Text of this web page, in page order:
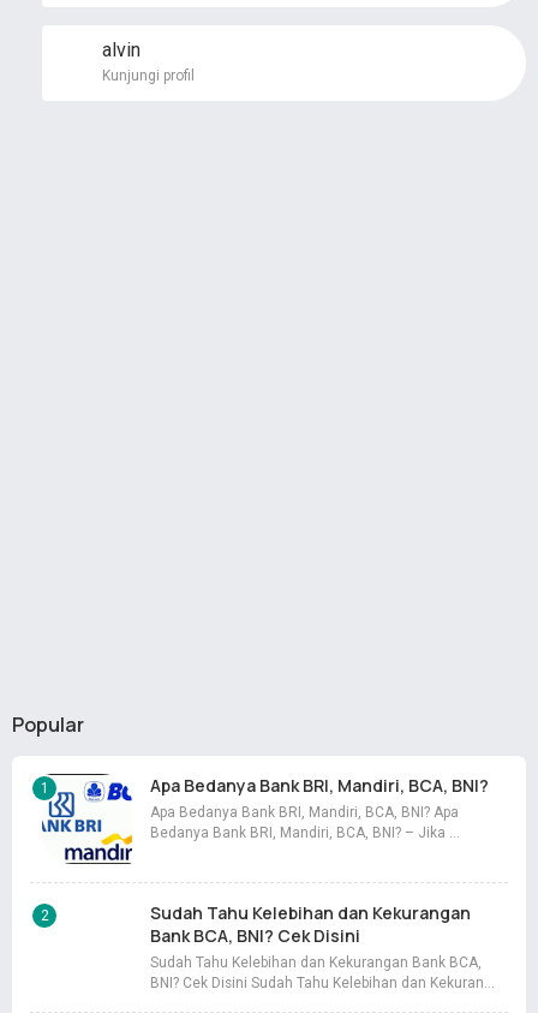
alvin
Kunjungi profil
Popular
Apa Bedanya Bank BRI, Mandiri, BCA, BNI?
Apa Bedanya Bank BRI, Mandiri, BCA, BNI? Apa
Bedanya Bank BRI, Mandiri, BCA, BNI? – Jika …
Sudah Tahu Kelebihan dan Kekurangan
Bank BCA, BNI? Cek Disini
Sudah Tahu Kelebihan dan Kekurangan Bank BCA,
BNI? Cek Disini Sudah Tahu Kelebihan dan Kekuran…